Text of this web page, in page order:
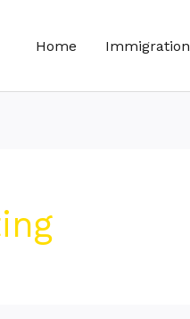
Home Immigration